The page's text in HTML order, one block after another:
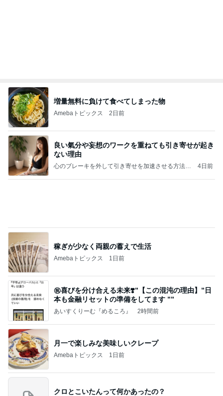
増量無料に負けて食べてしまった物
Amebaトピックス 2日前
良い氣分や妄想のワークを重ねても引き寄せが起き
ない理由
心のブレーキを外して引き寄せを加速させる方法：
4日前
稼ぎが少なく両親の蓄えで生活
Amebaトピックス 1日前
㊗️喜びを分け合える未来❣️”【この混沌の理由】”⽇
本も⾦融リセットの準備をしてます ””
あいすくりーむ『めるころ』 2時間前
月一で楽しみな美味しいクレープ
Amebaトピックス 1日前
クロとこいたんって何かあったの？